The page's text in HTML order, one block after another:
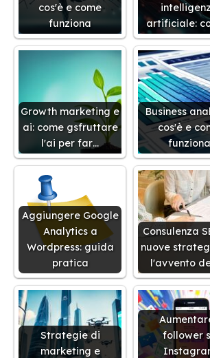
cos'è e come
funziona
artificiale:
Growth marketing e
ai: come gsfruttare
l'ai per far…
Business
cos'è e
funziona
Aggiungere Google
Analytics a
Wordpress: guida
pratica
Consulenza
nuove
l'avvento
Strategie di
marketing e
follower